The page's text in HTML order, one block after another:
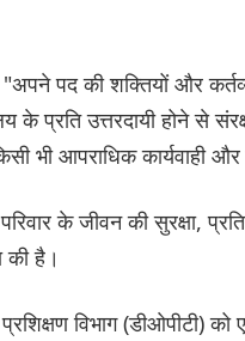
पद की शक्तियों और
के प्रति उत्तरदायी होने से
भी आपराधिक कार्यवाही
के जीवन की सुरक्षा,
की है।
विभाग (डीओपीटी)